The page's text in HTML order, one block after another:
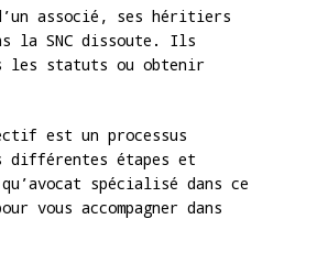
associé, ses héritiers
la SNC dissoute. Ils
les statuts ou obtenir
est un processus
différentes étapes et
spécialisé dans ce
vous accompagner dans